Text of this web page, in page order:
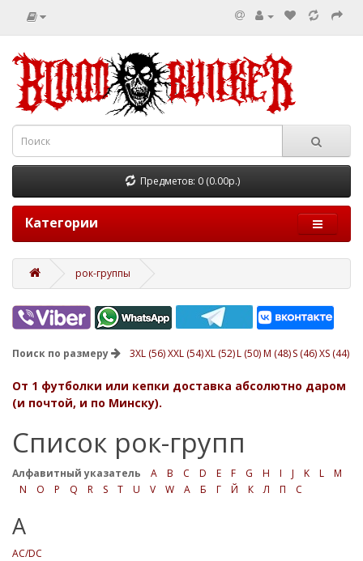
Предметов: 0 (0.00р.)
Категории
рок-группы
Поиск по размеру 3XL (56) XXL (54)XL (52)L (50)M (48) S (46)XS (44)
От 1 футболки или кепки доставка абсолютно даром
(и почтой, и по Минску).
Список рок-групп
Алфавитный указатель A B C D E F G H I J K L
M
N
O P Q R S T U V W А Б Г Й К Л П С
A
AC/DC